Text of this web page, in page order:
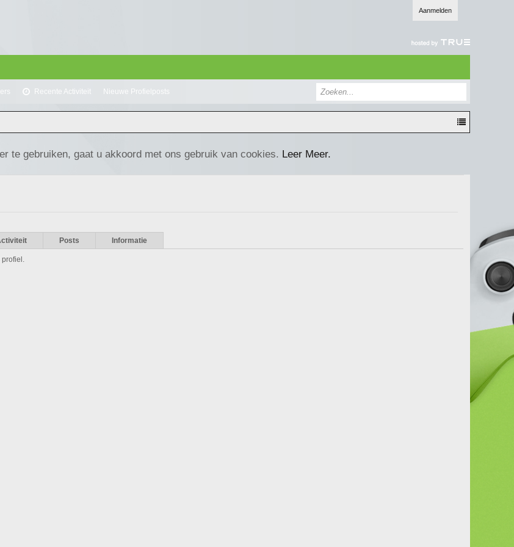
Aanmelden
Recente Activiteit Nieuwe Profielposts
te gebruiken, gaat u akkoord met ons gebruik van cookies. Leer Meer.
Posts Informatie
profiel.